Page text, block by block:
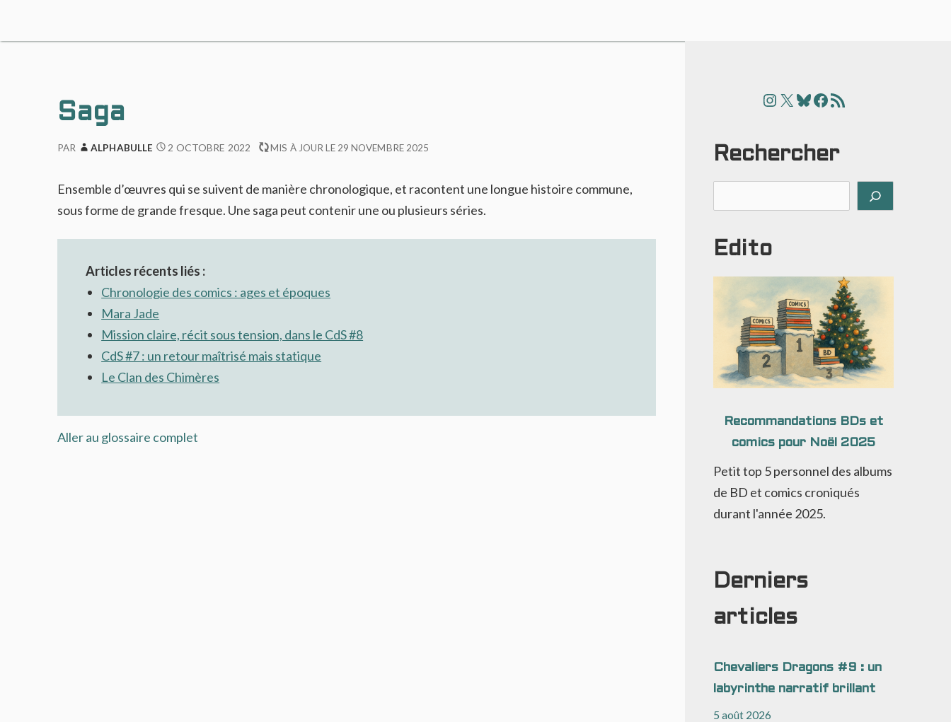
Saga
PAR ALPHABULLE 2 OCTOBRE 2022 MIS À JOUR LE 29 NOVEMBRE 2025
Ensemble d’œuvres qui se suivent de manière chronologique, et racontent une longue histoire commune,
sous forme de grande fresque. Une saga peut contenir une ou plusieurs séries.
Articles récents liés :
Chronologie des comics : ages et époques
Mara Jade
Mission claire, récit sous tension, dans le CdS #8
CdS #7 : un retour maîtrisé mais statique
Le Clan des Chimères
Aller au glossaire complet
Instagram
X Bluesky
Facebook
Articles
Rechercher
Edito
Recommandations BDs et
comics pour Noël 2025
Petit top 5 personnel des albums
de BD et comics croniqués
durant l'année 2025.
Derniers
articles
Chevaliers Dragons #9 : un
labyrinthe narratif brillant
5 août 2026